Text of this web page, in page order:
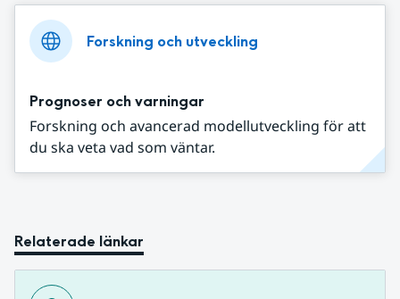
Forskning och utveckling
Prognoser och varningar
Forskning och avancerad modellutveckling för att
du ska veta vad som väntar.
Relaterade länkar